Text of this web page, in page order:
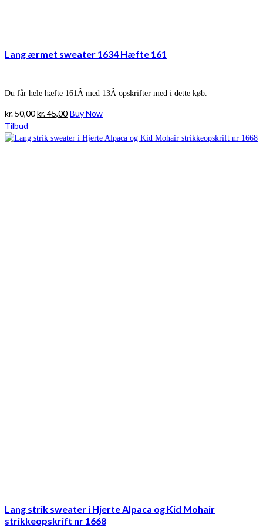
Lang ærmet sweater 1634 Hæfte 161
Du får hele hæfte 161Â med 13Â opskrifter med i dette køb.
kr.50,00Den
pris
kr.45,00Den
pris
Buy Now
Tilbud
Lang strik sweater i Hjerte Alpaca og Kid Mohair
strikkeopskrift nr 1668